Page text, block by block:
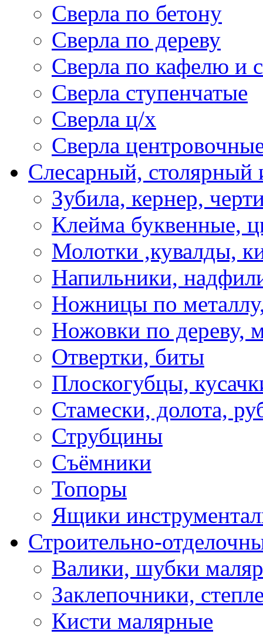
Сверла по бетону
Сверла по дереву
Сверла по кафелю и
Сверла ступенчатые
Сверла ц/х
Сверла
Слесарный, столярный
Зубила, кернер,
Клейма буквенные,
Молотки ,кувалды,
Напильники,
Ножницы по
Ножовки по дереву,
Отвертки, биты
Плоскогубцы,
Стамески, долота,
Струбцины
Съёмники
Топоры
Ящики
Строительно-
Валики, шубки
Заклепочники,
Кисти малярные